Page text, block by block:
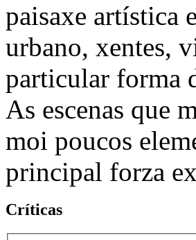
paisaxe artística
urbano, xentes,
particular forma
As escenas que
moi poucos
principal forza
Críticas